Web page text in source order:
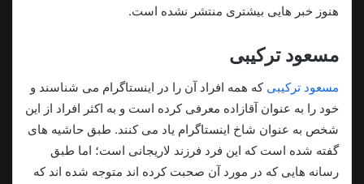
هنوز خبر هایی بیشتری منتشر نشده است.
مسعود ترکیبی
مسعود ترکیبی که همه افراد آن را در اینستاگرام می شناسند و
خود را به عنوان آقازاده معرفی کرده است و به اکثر افراد از این
شخص به عنوان شاخ اینستاگرام یاد می کنند. طبق حاشیه های
گفته شده است که این فرد فرزند لاریجانی است؛ اما طبق
رسانه هایی که در مورد آن صحبت کرده اند متوجه شده اند که